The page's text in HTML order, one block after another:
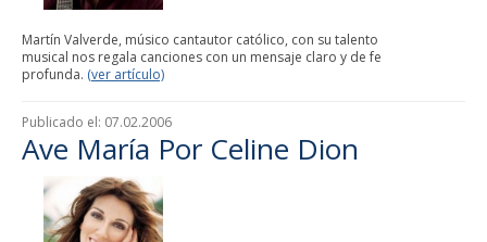
Martín Valverde, músico cantautor católico, con su talento
musical nos regala canciones con un mensaje claro y de fe
profunda. (ver artículo)
Publicado el: 07.02.2006
Ave María Por Celine Dion